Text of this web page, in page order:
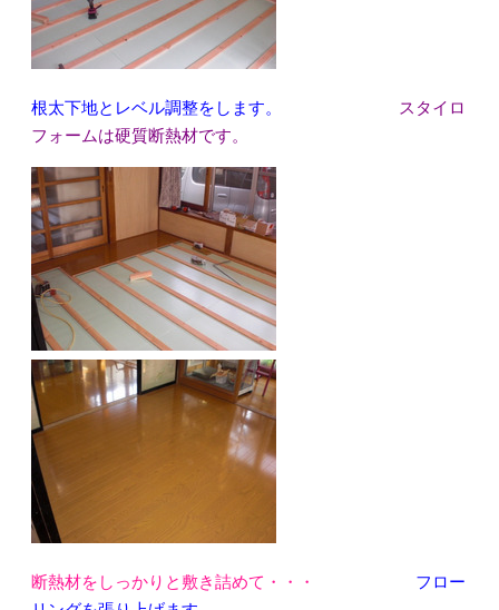
根太下地とレベル調整をします。
スタイロ
フォームは硬質断熱材です。
断熱材をしっかりと敷き詰めて・・・
フロー